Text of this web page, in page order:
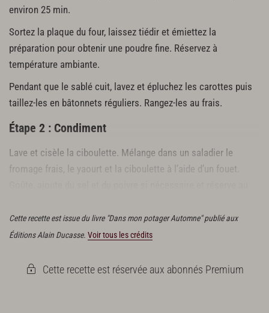
environ 25 min.
Sortez la plaque du four, laissez tiédir et émiettez la
préparation pour obtenir une poudre fine. Réservez à
température ambiante.
Pendant que le sablé cuit, lavez et épluchez les carottes puis
taillez-les en bâtonnets réguliers. Rangez-les au frais.
Étape 2 : Condiment
Lave et cisèle la ciboulette. Mélange dans un saladier le
fromage frais, le yaourt et la ciboulette à l’aide d’un fouet.
Cette recette est issue du livre "Dans mon potager Automne" publié aux
Éditions Alain Ducasse. Voir tous les crédits
Cette recette est réservée aux abonnés Premium